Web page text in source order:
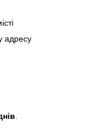
адресу